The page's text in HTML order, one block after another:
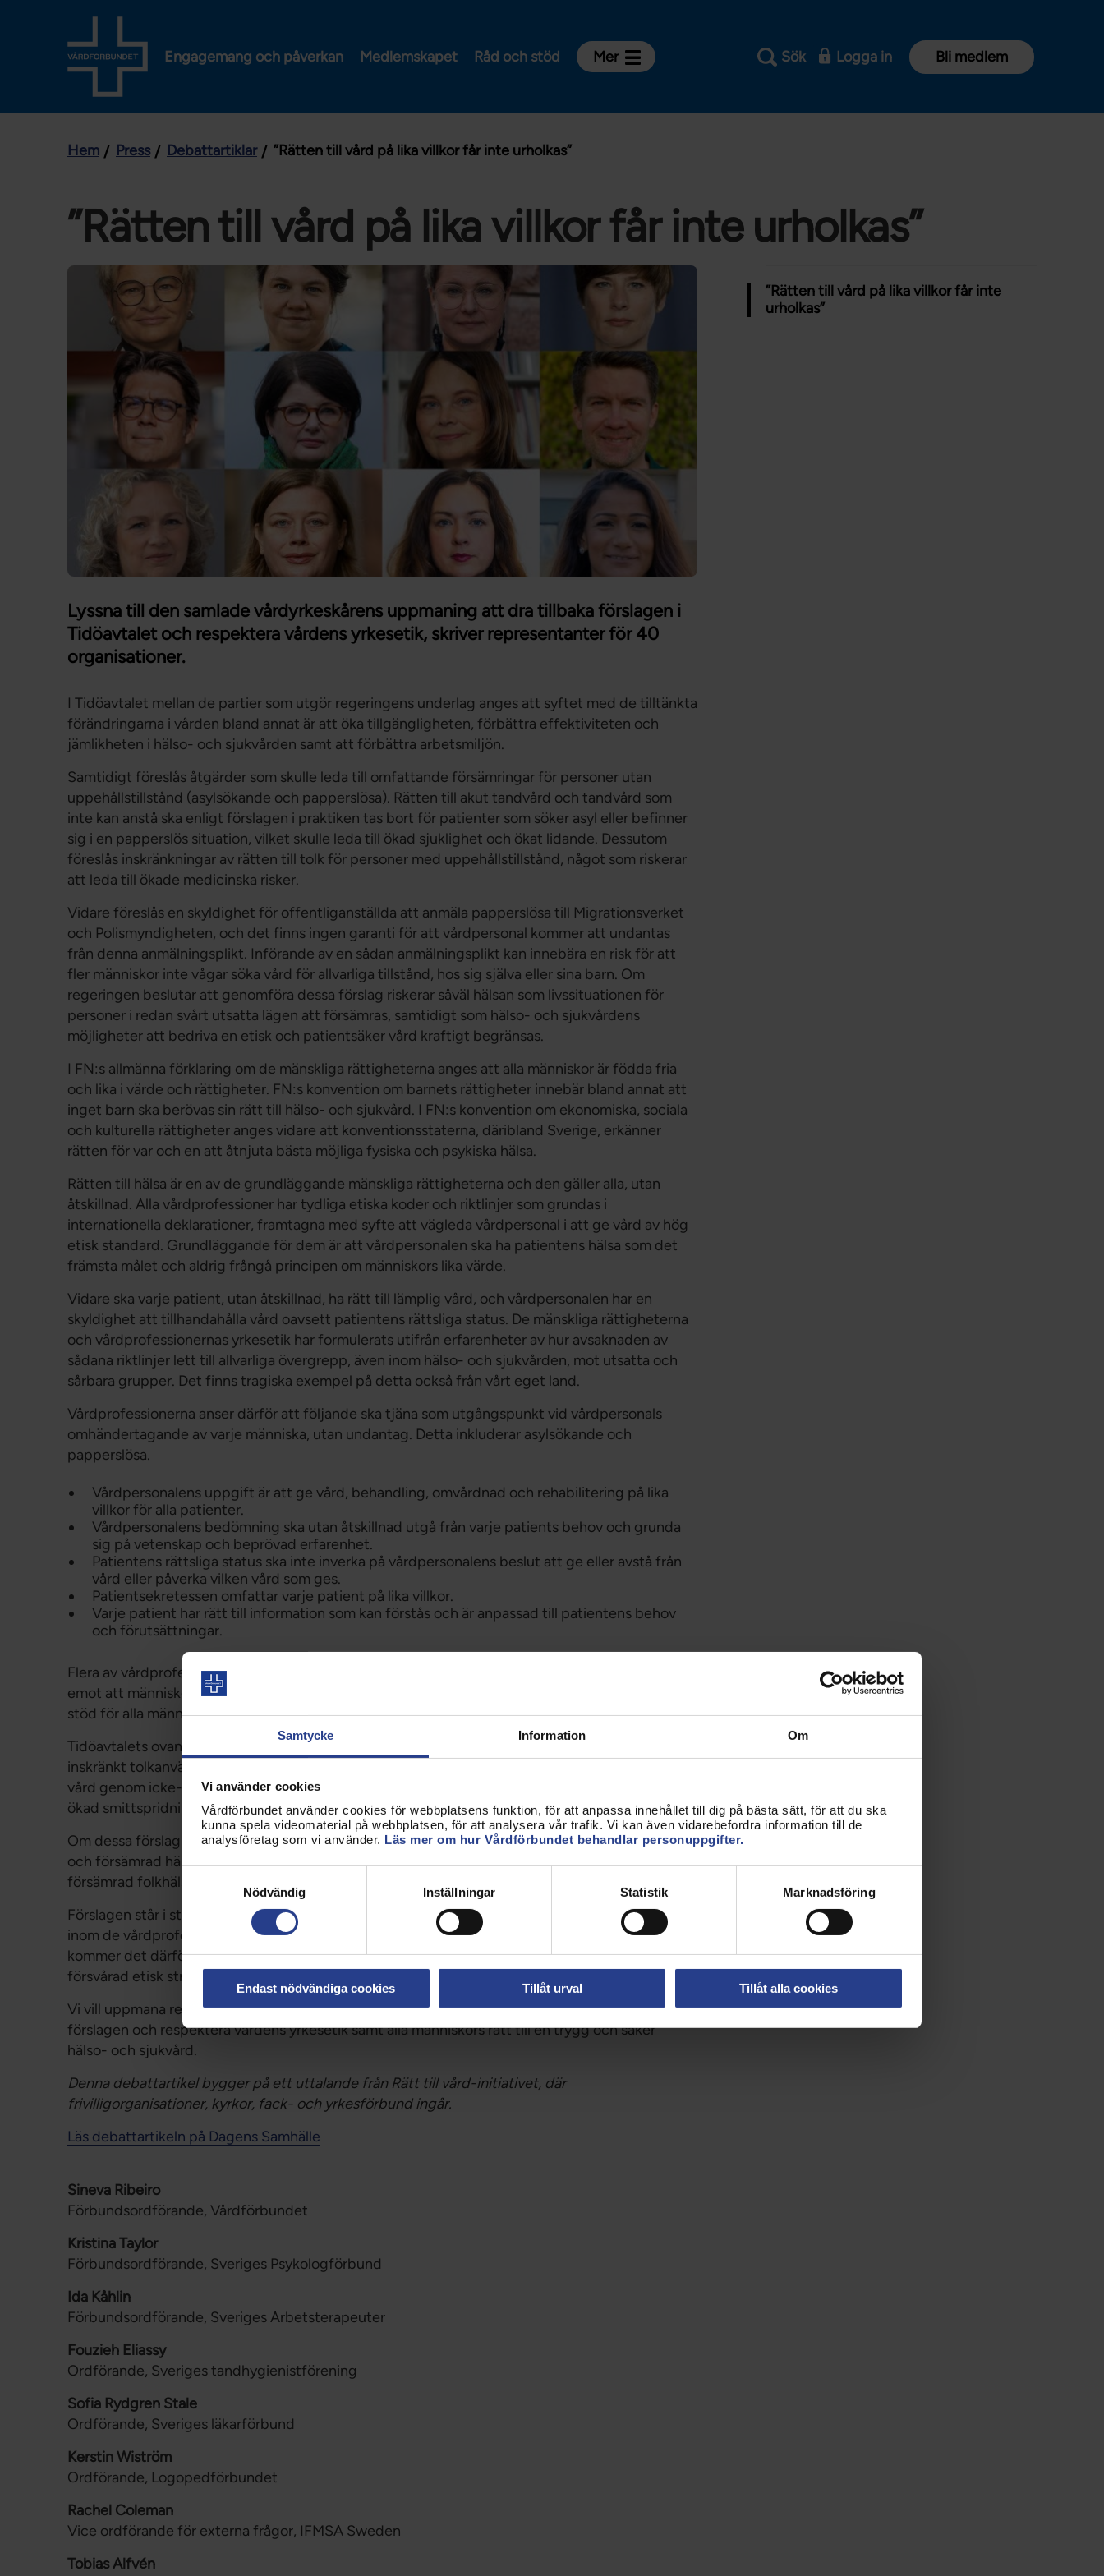
Samtycke Information Om
Vi använder cookies
Vårdförbundet använder cookies för webbplatsens funktion, för att anpassa innehållet till dig på bästa sätt, för att du ska
kunna spela videomaterial på webbplatsen, för att analysera vår trafik. Vi kan även vidarebefordra information till de
analysföretag som vi använder. Läs mer om hur Vårdförbundet behandlar personuppgifter.
Nödvändig
Inställningar Statistik Marknadsföring
Endast nödvändiga cookies Tillåt urval Tillåt alla cookies
Engagemang och påverkan Medlemskapet Råd och stöd Mer
Om Vårdförbundet
Aktiviteter och utbildningar
För dig som är:
Sjuksköterska
Barnmorska
Röntgensjuksköterska
Biomedicinsk analytiker
Förtroendevald
Student
Chef
Sök Logga in Bli medlem
Hem Press Debattartiklar ”Rätten till vård på lika villkor får inte urholkas”
”Rätten till vård på lika villkor får inte urholkas”
”Rätten till vård på lika villkor får inte
urholkas”
Lyssna till den samlade vårdyrkeskårens uppmaning att dra tillbaka förslagen i
Tidöavtalet och respektera vårdens yrkesetik, skriver representanter för 40
organisationer.
I Tidöavtalet mellan de partier som utgör regeringens underlag anges att syftet med de tilltänkta
förändringarna i vården bland annat är att öka tillgängligheten, förbättra effektiviteten och
jämlikheten i hälso- och sjukvården samt att förbättra arbetsmiljön.
Samtidigt föreslås åtgärder som skulle leda till omfattande försämringar för personer utan
uppehållstillstånd (asylsökande och papperslösa). Rätten till akut tandvård och tandvård som
inte kan anstå ska enligt förslagen i praktiken tas bort för patienter som söker asyl eller befinner
sig i en papperslös situation, vilket skulle leda till ökad sjuklighet och ökat lidande. Dessutom
föreslås inskränkningar av rätten till tolk för personer med uppehållstillstånd, något som riskerar
att leda till ökade medicinska risker.
Vidare föreslås en skyldighet för offentliganställda att anmäla papperslösa till Migrationsverket
och Polismyndigheten, och det finns ingen garanti för att vårdpersonal kommer att undantas
från denna anmälningsplikt. Införande av en sådan anmälningsplikt kan innebära en risk för att
fler människor inte vågar söka vård för allvarliga tillstånd, hos sig själva eller sina barn. Om
regeringen beslutar att genomföra dessa förslag riskerar såväl hälsan som livssituationen för
personer i redan svårt utsatta lägen att försämras, samtidigt som hälso- och sjukvårdens
möjligheter att bedriva en etisk och patientsäker vård kraftigt begränsas.
I FN:s allmänna förklaring om de mänskliga rättigheterna anges att alla människor är födda fria
och lika i värde och rättigheter. FN:s konvention om barnets rättigheter innebär bland annat att
inget barn ska berövas sin rätt till hälso- och sjukvård. I FN:s konvention om ekonomiska, sociala
och kulturella rättigheter anges vidare att konventionsstaterna, däribland Sverige, erkänner
rätten för var och en att åtnjuta bästa möjliga fysiska och psykiska hälsa.
Rätten till hälsa är en av de grundläggande mänskliga rättigheterna och den gäller alla, utan
åtskillnad. Alla vårdprofessioner har tydliga etiska koder och riktlinjer som grundas i
internationella deklarationer, framtagna med syfte att vägleda vårdpersonal i att ge vård av hög
etisk standard. Grundläggande för dem är att vårdpersonalen ska ha patientens hälsa som det
främsta målet och aldrig frångå principen om människors lika värde.
Vidare ska varje patient, utan åtskillnad, ha rätt till lämplig vård, och vårdpersonalen har en
skyldighet att tillhandahålla vård oavsett patientens rättsliga status. De mänskliga rättigheterna
och vårdprofessionernas yrkesetik har formulerats utifrån erfarenheter av hur avsaknaden av
sådana riktlinjer lett till allvarliga övergrepp, även inom hälso- och sjukvården, mot utsatta och
sårbara grupper. Det finns tragiska exempel på detta också från vårt eget land.
Vårdprofessionerna anser därför att följande ska tjäna som utgångspunkt vid vårdpersonals
omhändertagande av varje människa, utan undantag. Detta inkluderar asylsökande och
papperslösa.
Vårdpersonalens uppgift är att ge vård, behandling, omvårdnad och rehabilitering på lika
villkor för alla patienter.
Vårdpersonalens bedömning ska utan åtskillnad utgå från varje patients behov och grunda
sig på vetenskap och beprövad erfarenhet.
Patientens rättsliga status ska inte inverka på vårdpersonalens beslut att ge eller avstå från
vård eller påverka vilken vård som ges.
Patientsekretessen omfattar varje patient på lika villkor.
Varje patient har rätt till information som kan förstås och är anpassad till patientens behov
och förutsättningar.
Flera av vårdprofessionernas internationella organisationer uppmanar vårdpersonal att stå upp
emot att människor nekas vård på grund av sin medborgerliga eller rättsliga status och ge sitt
stöd för alla människors rätt till vård utifrån behov.
Tidöavtalets ovan nämnda förslag riskerar att leda till ökade medicinska risker på grund av
inskränkt tolkanvändning, risk för att patienter undviker vård och i stället söker mediciner och
vård genom icke-professionella kanaler, söker för sent eller med lånad identitet, liksom risk för
ökad smittspridning.
Om dessa förslag genomdrivs kommer de inte bara att leda till inskränkta mänskliga rättigheter
och försämrad hälsa för några av de mest utsatta grupperna i Sverige, utan också till risk för en
försämrad folkhälsa genom förslagen om ändrad migrations- och integrationspolitik.
Förslagen står i strid med yrkesetiska koder och de etiska riktlinjer som beslutats och tillämpas
inom de vårdprofessionella organisationerna sedan lång tid. Om regeringen genomdriver dem,
kommer det därför också att utsätta stora och redan mycket pressade yrkesgrupper för en
försvårad etisk stress och försämrad arbetsmiljö i deras yrkesgärning.
Vi vill uppmana regeringen att lyssna till den samlade vårdyrkeskårens uppmaning att dra tillbaka
förslagen och respektera vårdens yrkesetik samt alla människors rätt till en trygg och säker
hälso- och sjukvård.
Denna debattartikel bygger på ett uttalande från Rätt till vård-initiativet, där
frivilligorganisationer, kyrkor, fack- och yrkesförbund ingår.
Läs debattartikeln på Dagens Samhälle
Sineva Ribeiro
Förbundsordförande, Vårdförbundet
Kristina Taylor
Förbundsordförande, Sveriges Psykologförbund
Ida Kåhlin
Förbundsordförande, Sveriges Arbetsterapeuter
Fouzieh Eliassy
Ordförande, Sveriges tandhygienistförening
Sofia Rydgren Stale
Ordförande, Sveriges läkarförbund
Kerstin Wiström
Ordförande, Logopedförbundet
Rachel Coleman
Vice ordförande för externa frågor, IFMSA Sweden
Tobias Alfvén